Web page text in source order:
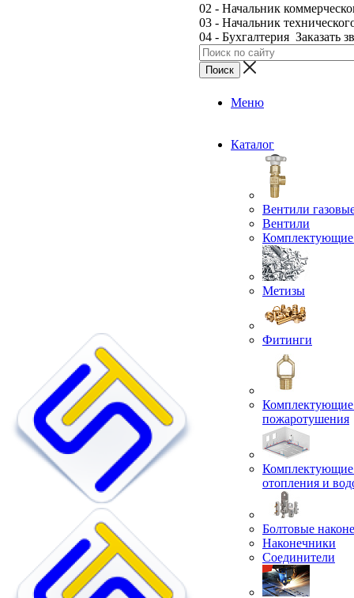
02 - Начальник
03 - Начальник
04 - Бухгалтерия Заказать
Меню
Каталог
Вентили
Вентили
Комплектующие
Метизы
Фитинги
Комплектующие
пожаротушения
Комплектующие
отопления и
Болтовые
Наконечники
Соединители